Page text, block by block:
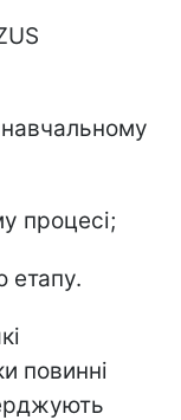
процесі;
етапу.
повинні